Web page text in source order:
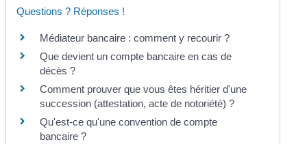
Questions ? Réponses !
Médiateur bancaire : comment y recourir ?
Que devient un compte bancaire en cas de
décès ?
Comment prouver que vous êtes héritier d'une
succession (attestation, acte de notoriété) ?
Qu'est-ce qu'une convention de compte
bancaire ?